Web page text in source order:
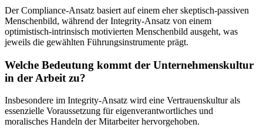
Der Compliance-Ansatz basiert auf einem eher skeptisch-passiven
Menschenbild, während der Integrity-Ansatz von einem
optimistisch-intrinsisch motivierten Menschenbild ausgeht, was
jeweils die gewählten Führungsinstrumente prägt.
Welche Bedeutung kommt der Unternehmenskultur
in der Arbeit zu?
Insbesondere im Integrity-Ansatz wird eine Vertrauenskultur als
essenzielle Voraussetzung für eigenverantwortliches und
moralisches Handeln der Mitarbeiter hervorgehoben.